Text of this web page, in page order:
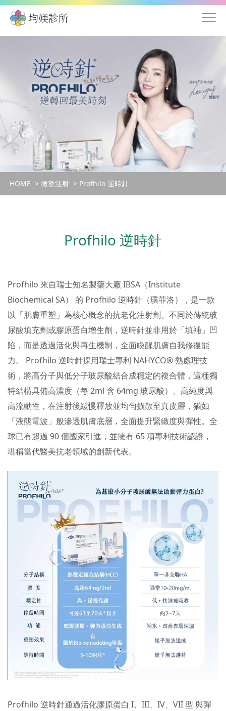
HOME 微整注射 Profhilo 逆時針
Profhilo 逆時針
Profhilo 來自瑞士知名製藥大廠 IBSA（Institute
Biochemical SA） 的 Profhilo 逆時針（璞菲洛），是一款
以「肌膚重塑」為核心概念的抗老化注射劑。不同於傳統玻
尿酸填充劑或膠原蛋白增生劑，逆時針並非用於「填補」凹
陷，而是透過活化與再生機制，全面喚醒肌膚自我修復能
力。 Profhilo 逆時針採用瑞士專利 NAHYCO® 熱處理技
術，將高分子與低分子玻尿酸結合成穩定的複合體，這種獨
特結構具備高濃度（每 2ml 含 64mg 玻尿酸）、高純度與
高流動性，在注射後緩慢釋放並均勻擴散至真皮層，猶如
「液態電波」般滲透肌膚底層，全面提升緊緻度與彈性。全
球已有超過 90 個國家引進，並擁有 65 項專利技術認證，
堪稱當代醫美抗老領域的創新代表。
Profhilo 逆時針通過活化膠原蛋白 I、III、IV、VII 型 與彈